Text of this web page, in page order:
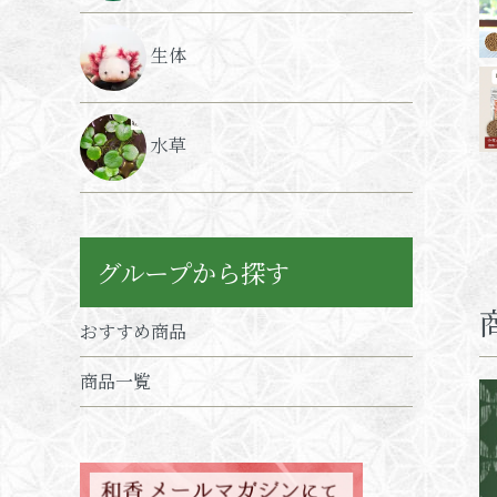
生体
水草
グループから探す
おすすめ商品
商品一覧